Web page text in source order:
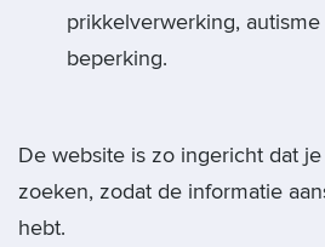
prikkelverwerking,
beperking.
De website is zo ingericht dat
zoeken, zodat de informatie
hebt.